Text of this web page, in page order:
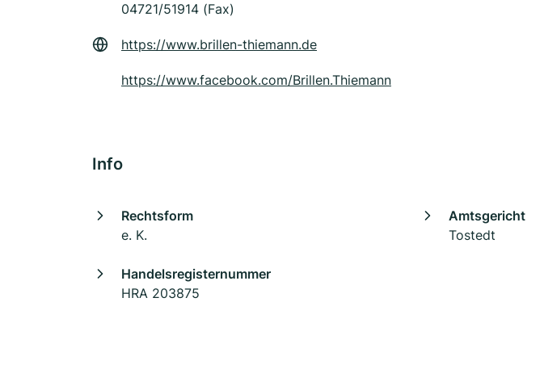
04721/51914 (Fax)
https://www.brillen-thiemann.de
https://www.facebook.com/Brillen.Thiemann
Info
Rechtsform
e. K.
Amtsgericht
Tostedt
Handelsregisternummer
HRA 203875